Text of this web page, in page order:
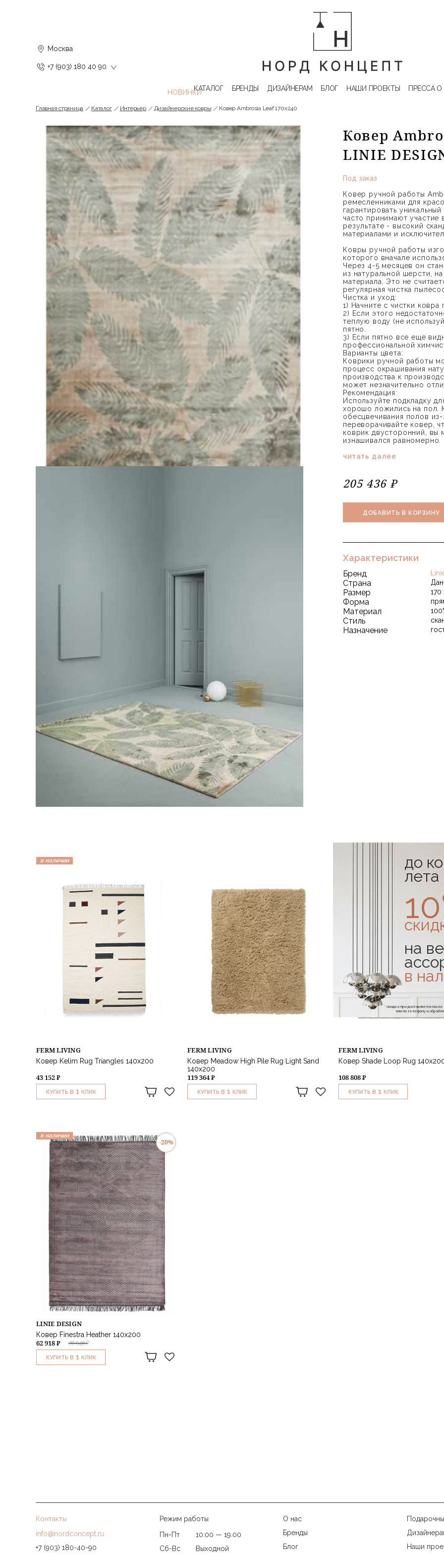
Москва
+7 (903) 180 40 90
КАТАЛОГ БРЕНДЫ ДИЗАЙНЕРАМ БЛОГ НАШИ ПРОЕКТЫ ПРЕССА О
Главная страница Каталог Интерьер Дизайнерские ковры Ковер Ambrosia Leaf 170х240
Ковер
LINIE
Под заказ
Ковер ручной работы
ремесленниками для
гарантировать
часто принимают участие
результате - высокий
материалами и
Ковры ручной работы
которого вначале
Через 4-5 месяцев он
из натуральной шерсти,
материала. Это не
регулярная чистка
Чистка и уход:
1) Начните с чистки
2) Если этого
теплую воду (не
пятно.
3) Если пятно все еще
профессиональной
Варианты цвета:
Коврики ручной работы
процесс окрашивания
производства к
может незначительно
Рекомендация:
Используйте подкладку
хорошо ложились на пол.
обесцвечивания полов
переворачивайте ковер,
коврик двусторонний, вы
изнашивался равномерно.
читать далее
205 436 ₽
ДОБАВИТЬ В КОРЗИНУ
Характеристики
Бренд
Страна
Размер 170
Форма
Материал
Стиль
Назначение
в наличии
FERM LIVING
Ковер Kelim Rug Triangles 140x200
43 152 ₽
КУПИТЬ В 1 КЛИК
FERM LIVING
Ковер Meadow High Pile Rug Light Sand
140х200
119 364 ₽
КУПИТЬ В 1 КЛИК
FERM LIVING
Ковер Shade Loop Rug
108 808 ₽
КУПИТЬ В 1 КЛИК
в наличии
-20%
LINIE DESIGN
Ковер Finestra Heather 140х200
78 648 ₽
62 918 ₽
КУПИТЬ В 1 КЛИК
до
лета
на
в
* скидка предоставляется
или по телефону и
Контакты
info@nordconcept.ru
+7 (903) 180-40-90
Режим работы
Пн-Пт
10:00 — 19.00
Сб-Вс
Выходной
О нас
Бренды
Блог
Наши